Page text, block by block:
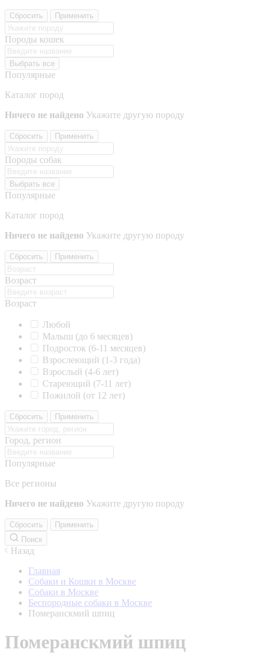
Сбросить Применить
Породы кошек
Выбрать все
Популярные
Каталог пород
Ничего не найдено Укажите другую породу
Сбросить Применить
Породы собак
Выбрать все
Популярные
Каталог пород
Ничего не найдено Укажите другую породу
Сбросить Применить
Возраст
Возраст
Любой
Малыш (до 6 месяцев)
Подросток (6-11 месяцев)
Взрослеющий (1-3 года)
Взрослый (4-6 лет)
Стареющий (7-11 лет)
Пожилой (от 12 лет)
Сбросить Применить
Город, регион
Популярные
Все регионы
Ничего не найдено Укажите другую породу
Сбросить
Применить
Поиск
Назад
Главная
Собаки и Кошки в Москве
Собаки в Москве
Беспородные собаки в Москве
Померанскмий шпиц
Померанскмий шпиц